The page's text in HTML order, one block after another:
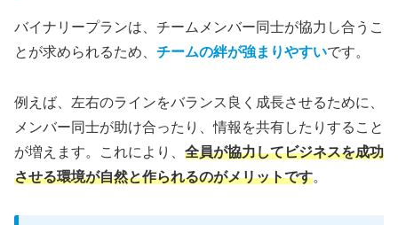
バイナリープランは、チームメンバー同士が協力し合うこ
とが求められるため、 チームの絆が強まりやすいです。
例えば、左右のラインをバランス良く成長させるために、
メンバー同士が助け合ったり、情報を共有したりすること
が増えます。これにより、 全員が協力してビジネスを成功
させる環境が自然と作られるのがメリットです。